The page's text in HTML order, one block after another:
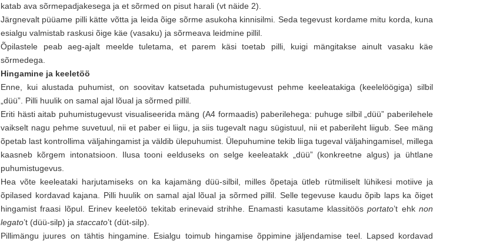
katab ava sõrmepadjakesega ja et sõrmed on pisut harali (vt näide 2).
Järgnevalt püüame pilli kätte võtta ja leida õige sõrme asukoha kinnisilmi. Seda tegevust kordame mitu korda, kuna
esialgu valmistab raskusi õige käe (vasaku) ja sõrmeava leidmine pillil.
Õpilastele peab aeg-ajalt meelde tuletama, et parem käsi toetab pilli, kuigi mängitakse ainult vasaku käe
sõrmedega.
Hingamine ja keeletöö
Enne, kui alustada puhumist, on soovitav katsetada puhumistugevust pehme keeleatakiga (keelelöögiga) silbil
„düü”. Pilli huulik on samal ajal lõual ja sõrmed pillil.
Eriti hästi aitab puhumistugevust visualiseerida mäng (A4 formaadis) paberilehega: puhuge silbil „düü” paberilehele
vaikselt nagu pehme suvetuul, nii et paber ei liigu, ja siis tugevalt nagu sügistuul, nii et paberileht liigub. See mäng
õpetab last kontrollima väljahingamist ja väldib ülepuhumist. Ülepuhumine tekib liiga tugeval väljahingamisel, millega
kaasneb kõrgem intonatsioon. Ilusa tooni eelduseks on selge keeleatakk „düü” (konkreetne algus) ja ühtlane
puhumistugevus.
Hea võte keeleataki harjutamiseks on ka kajamäng düü-silbil, milles õpetaja ütleb rütmiliselt lühikesi motiive ja
õpilased kordavad kajana. Pilli huulik on samal ajal lõual ja sõrmed pillil. Selle tegevuse kaudu õpib laps ka õiget
hingamist fraasi lõpul. Erinev keeletöö tekitab erinevaid strihhe. Enamasti kasutame klassitöösportato’t ehknon
legato’t (düü-silp) ja staccato’t (düt-silp).
Pillimängu juures on tähtis hingamine. Esialgu toimub hingamise õppimine jäljendamise teel. Lapsed kordavad